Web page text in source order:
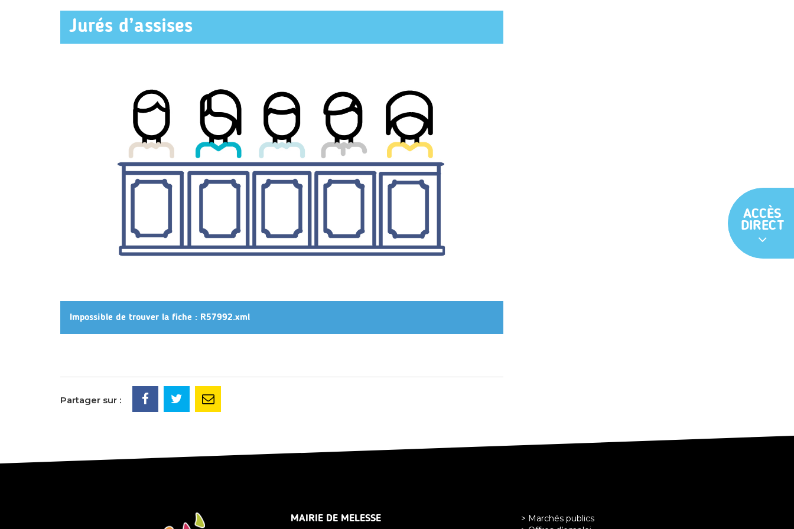
ACCÈS
DIRECT
Jurés d’assises
Impossible de trouver la fiche : R57992.xml
Partager sur :
MAIRIE DE MELESSE
> Marchés publics